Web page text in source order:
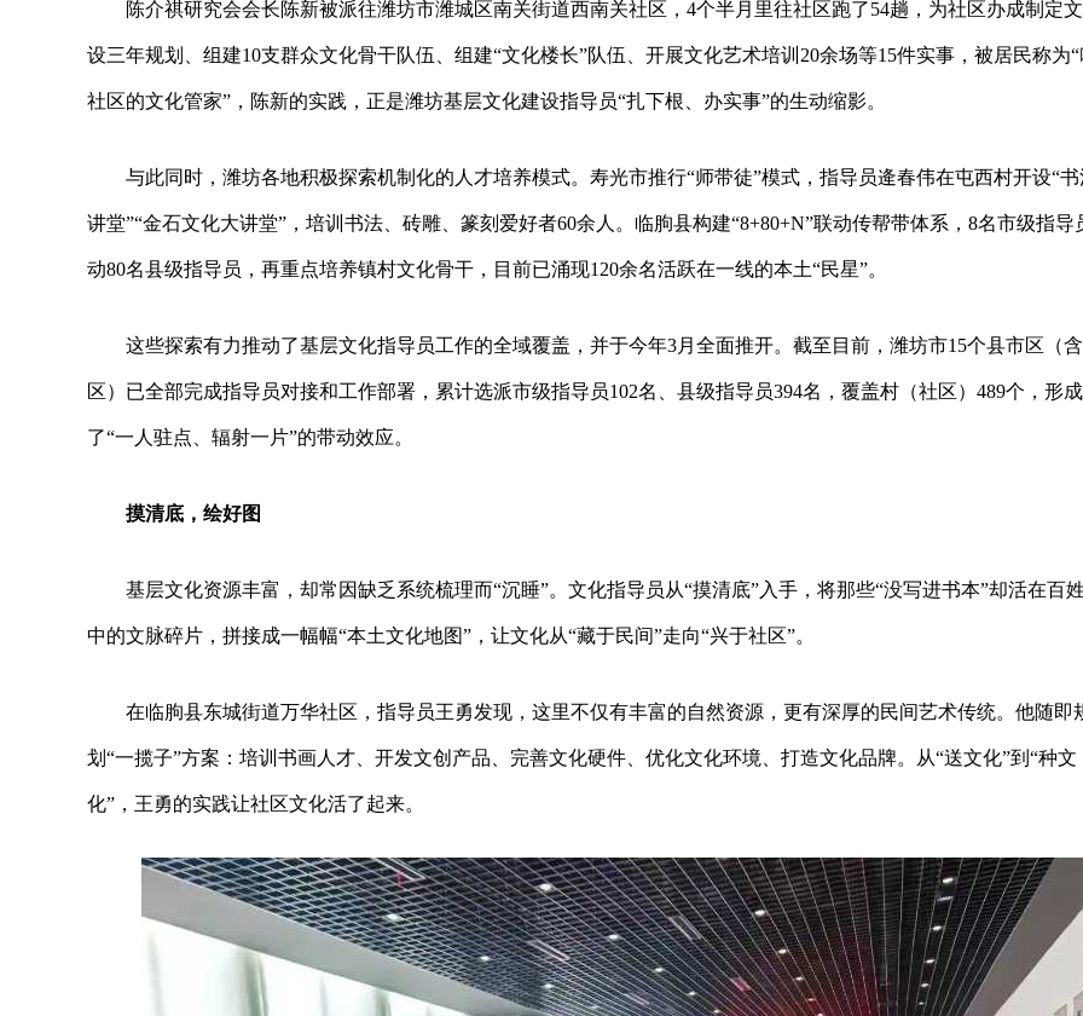
陈介祺研究会会长陈新被派往潍坊市潍城区南关街道西南关社区，4个半月里往社区跑了54趟，为社区办成制定
设三年规划、组建10支群众文化骨干队伍、组建“文化楼长”队伍、开展文化艺术培训20余场等15件实事，被居民称为
社区的文化管家”，陈新的实践，正是潍坊基层文化建设指导员“扎下根、办实事”的生动缩影。
与此同时，潍坊各地积极探索机制化的人才培养模式。寿光市推行“师带徒”模式，指导员逄春伟在屯西村开设“
讲堂”“金石文化大讲堂”，培训书法、砖雕、篆刻爱好者60余人。临朐县构建“8+80+N”联动传帮带体系，8名市级指导
动80名县级指导员，再重点培养镇村文化骨干，目前已涌现120余名活跃在一线的本土“民星”。
这些探索有力推动了基层文化指导员工作的全域覆盖，并于今年3月全面推开。截至目前，潍坊市15个县市区（
区）已全部完成指导员对接和工作部署，累计选派市级指导员102名、县级指导员394名，覆盖村（社区）489个，形成
了“一人驻点、辐射一片”的带动效应。
摸清底，绘好图
基层文化资源丰富，却常因缺乏系统梳理而“沉睡”。文化指导员从“摸清底”入手，将那些“没写进书本”却活在百
中的文脉碎片，拼接成一幅幅“本土文化地图”，让文化从“藏于民间”走向“兴于社区”。
在临朐县东城街道万华社区，指导员王勇发现，这里不仅有丰富的自然资源，更有深厚的民间艺术传统。他随即
划“一揽子”方案：培训书画人才、开发文创产品、完善文化硬件、优化文化环境、打造文化品牌。从“送文化”到“种文
化”，王勇的实践让社区文化活了起来。